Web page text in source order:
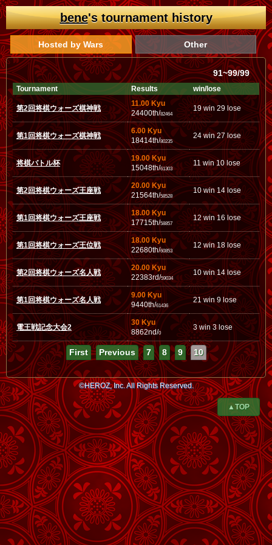
bene's tournament history
Hosted by Wars Other
91~99/99
Tournament Results win/lose
第2回将棋ウォーズ棋神戦
11.00 Kyu
24400th/82464
19 win 29 lose
第1回将棋ウォーズ棋神戦
6.00 Kyu
18414th/80235
24 win 27 lose
将棋バトル杯
19.00 Kyu
15048th/61303
11 win 10 lose
第2回将棋ウォーズ王座戦
20.00 Kyu
21564th/58528
10 win 14 lose
第1回将棋ウォーズ王座戦
18.00 Kyu
17715th/58857
12 win 16 lose
第1回将棋ウォーズ王位戦
18.00 Kyu
22680th/60853
12 win 18 lose
第2回将棋ウォーズ名人戦
20.00 Kyu
22383rd/59034
10 win 14 lose
第1回将棋ウォーズ名人戦
9.00 Kyu
9440th/61436
21 win 9 lose
電王戦記念大会2
30 Kyu
8862nd/0
3 win 3 lose
First Previous 7 8 9 10
©HEROZ, Inc. All Rights Reserved.
▲TOP